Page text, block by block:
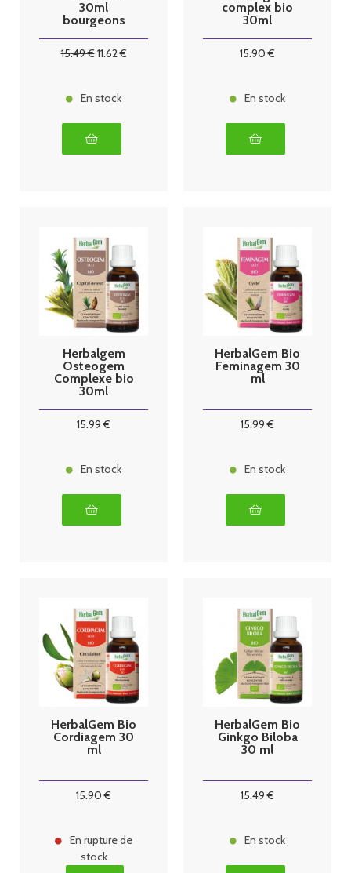
30ml
bourgeons
15.49€11.62€
En stock
complex bio
30ml
15.90 €
En stock
Herbalgem
Osteogem
Complexe bio
30ml
15.99 €
En stock
HerbalGem Bio
Feminagem 30
ml
15.99 €
En stock
HerbalGem Bio
Cordiagem 30
ml
15.90 €
En rupture de
stock
HerbalGem Bio
Ginkgo Biloba
30 ml
15.49 €
En stock